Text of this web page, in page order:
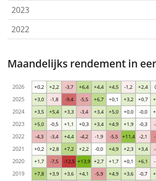
2023
2022
Maandelijks rendement in
+7,8 +3,9 +3,6 +4,1 -5,9 +4,9 +3,6 -0,7
+1,7 -7,5 -12,5 +13,9 +2,7 +1,7 +0,1 +6,1
+0,2 +2,8 +7,2 +2,2 -0,0 +4,9 +2,3 +3,4
-4,3 -3,4 +4,4 -4,2 -1,9 -5,5 +11,4 -2,1
+5,0 -0,5 +1,1 +0,3 +3,4 +4,9 +1,9 -0,3
+3,5 +5,4 +3,3 -3,4 +3,4 +5,0 +0,0 -0,0
+3,0 -1,8 -9,4 -5,5 +6,7 +0,1 +3,2 +0,7
+0,2 +2,2 -3,7 +6,4 +4,4 +4,5 -1,2 +2,4
2019
2020
2021
2022
2023
2024
2025
2026